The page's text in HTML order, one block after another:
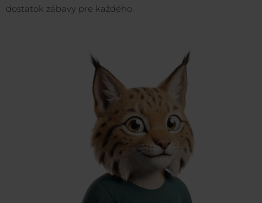
dostatok zábavy pre každého.